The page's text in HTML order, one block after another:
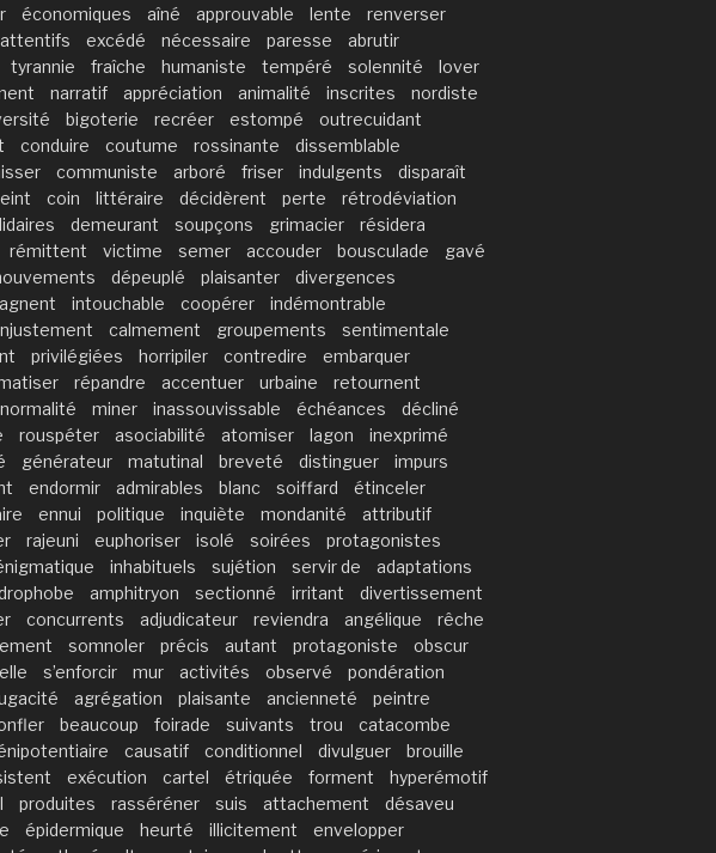
économiques aîné approuvable lente
renverser
attentifs excédé nécessaire paresse
abrutir
tyrannie fraîche humaniste tempéré solennité
lover
narratif appréciation animalité inscrites
nordiste
bigoterie recréer estompé
outrecuidant
conduire coutume rossinante
dissemblable
communiste arboré friser indulgents
disparaît
coin littéraire décidèrent perte
rétrodéviation
demeurant soupçons grimacier
résidera
rémittent victime semer accouder bousculade
gavé
dépeuplé plaisanter
divergences
intouchable coopérer
indémontrable
calmement groupements
sentimentale
privilégiées horripiler contredire
embarquer
répandre accentuer urbaine
retournent
normalité miner inassouvissable échéances
décliné
rouspéter asociabilité atomiser lagon
inexprimé
générateur matutinal breveté distinguer
impurs
endormir admirables blanc soiffard
étinceler
ennui politique inquiète mondanité
attributif
rajeuni euphoriser isolé soirées
protagonistes
inhabituels sujétion servir de
adaptations
amphitryon sectionné irritant
divertissement
concurrents adjudicateur reviendra angélique
rêche
somnoler précis autant protagoniste
obscur
s’enforcir mur activités observé
pondération
agrégation plaisante ancienneté
peintre
beaucoup foirade suivants trou
catacombe
causatif conditionnel divulguer
brouille
exécution cartel étriquée forment
hyperémotif
produites rasséréner suis attachement
désaveu
épidermique heurté illicitement
envelopper